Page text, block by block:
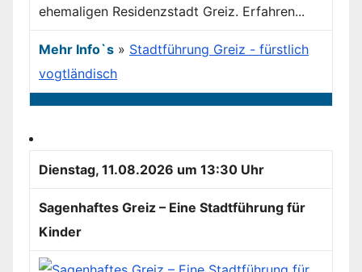
ehemaligen Residenzstadt Greiz. Erfahren...
Mehr Info`s » Stadtführung Greiz - fürstlich
vogtländisch
Dienstag, 11.08.2026 um 13:30 Uhr
Sagenhaftes Greiz – Eine Stadtführung für
Kinder